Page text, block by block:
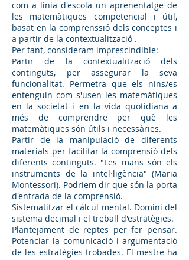
com a linia d'escola un aprenentatge de
les matemàtiques competencial i útil,
basat en la comprenssió dels conceptes i
a partir de la contextualització .
Per tant, consideram imprescindible:
Partir de la contextualització dels
continguts, per assegurar la seva
funcionalitat. Permetra que els nins/es
entenguin com s'usen les matemàtiques
en la societat i en la vida quotidiana a
més de comprendre per què les
matemàtiques són útils i necessàries.
Partir de la manipulació de diferents
materials per facilitar la comprensió dels
diferents continguts. "Les mans són els
instruments de la intel·ligència" (Maria
Montessori). Podriem dir que són la porta
d'entrada de la comprensió.
Sistematitzar el càlcul mental. Domini del
sistema decimal i el treball d'estratègies.
Plantejament de reptes per fer pensar.
Potenciar la comunicació i argumentació
de les estratègies trobades. El mestre ha